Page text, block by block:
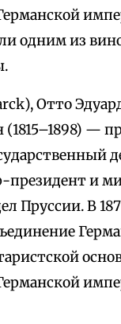
одним из
Отто
—
президент и
Пруссии. В